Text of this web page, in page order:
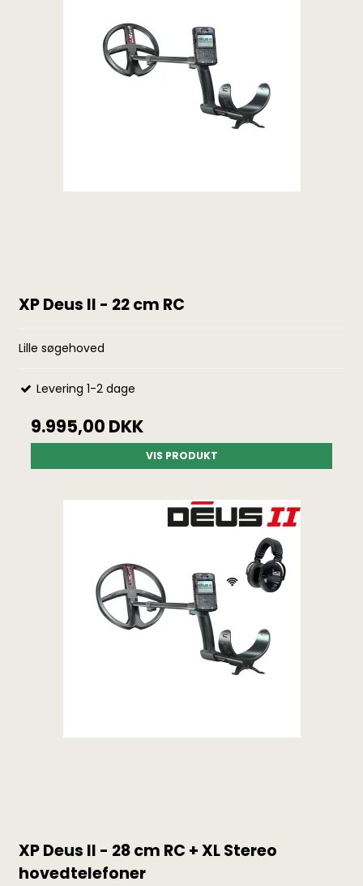
XP Deus II - 22 cm RC
Lille søgehoved
Levering 1-2 dage
9.995,00 DKK
VIS PRODUKT
XP Deus II - 28 cm RC + XL Stereo
hovedtelefoner